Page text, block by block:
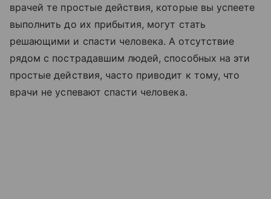
врачей те простые действия, которые вы успеете
выполнить до их прибытия, могут стать
решающими и спасти человека. А отсутствие
рядом с пострадавшим людей, способных на эти
простые действия, часто приводит к тому, что
врачи не успевают спасти человека.